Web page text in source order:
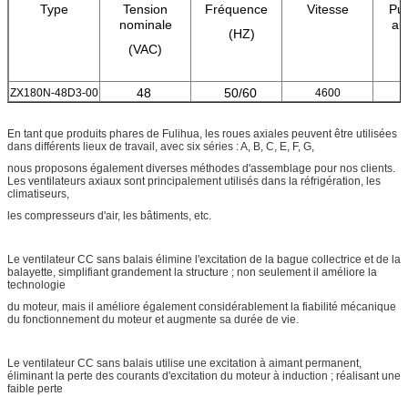
Type
Tension
nominale
(VAC)
Fréquence
(HZ)
Vitesse
ZX180N-48D3-00 48 50/60 4600
En tant que produits phares de Fulihua, les roues axiales peuvent être utilisées
dans différents lieux de travail, avec six séries : A, B, C, E, F, G,
nous proposons également diverses méthodes d'assemblage pour nos clients.
Les ventilateurs axiaux sont principalement utilisés dans la réfrigération, les
climatiseurs,
les compresseurs d'air, les bâtiments, etc.
Le ventilateur CC sans balais élimine l'excitation de la bague collectrice et de la
balayette, simplifiant grandement la structure ; non seulement il améliore la
technologie
du moteur, mais il améliore également considérablement la fiabilité mécanique
du fonctionnement du moteur et augmente sa durée de vie.
Le ventilateur CC sans balais utilise une excitation à aimant permanent,
éliminant la perte des courants d'excitation du moteur à induction ; réalisant une
faible perte